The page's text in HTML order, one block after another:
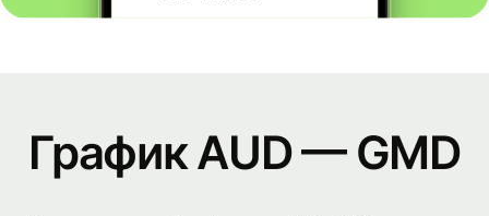
График AUD — GMD